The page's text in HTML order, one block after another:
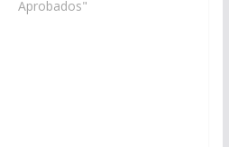
SERGIO OMAR
Aprobados"